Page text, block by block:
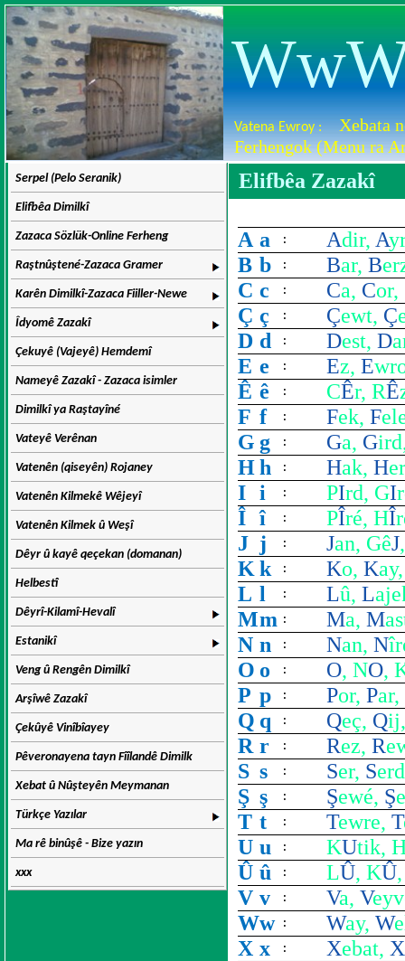
Vatena Ewroy :
Xebata
Ferhengok (Menu ra
Serpel (Pelo Seranik)
Elifbêa Dimilkî
Zazaca Sözlük-Online Ferheng
Raştnûştené-Zazaca Gramer
Karên Dimilkî-Zazaca Fiiller-Newe
Îdyomê Zazakî
Çekuyê (Vajeyê) Hemdemî
Nameyê Zazakî - Zazaca isimler
Dimilkî ya Raştayîné
Vateyê Verênan
Vatenên (qiseyên) Rojaney
Vatenên Kilmekê Wêjeyî
Vatenên Kilmek û Weşî
Dêyr û kayê qeçekan (domanan)
Helbestî
Dêyrî-Kilamî-Hevalî
Estanikî
Veng û Rengên Dimilkî
Arşîwê Zazakî
Çekûyê Vinîbîayey
Pêveronayena tayn Fîîlandê Dimilk
Xebat û Nûşteyên Meymanan
Türkçe Yazılar
Ma rê binûşê - Bize yazın
xxx
Elifbêa Zazakî
A a : Adir, A
B b : Bar, B
C c : Ca, Cor,
Ç ç : Çewt, Ç
D d : Dest, D
E e : Ez, E
Ê ê : CÊr, RÊ
F f : Fek, F
G g : Ga, G
Hh : Hak, H
I i : PIrd, GI
Î î : PÎré, HÎ
J j : Jan, GêJ
K k : Ko, K
L l : Lû, L
Mm : Ma, M
N n : Nan, N
O o : O, NO,
P p : Por, Par,
Q q : Qeç, Q
R r : Rez, R
S s : Ser, S
Ş ş : Şewé, Şe
T t : Tewre, T
U u : KUtik,
Û û : LÛ, KÛ
V v : Va, V
Ww : Way, W
X x : Xebat, X